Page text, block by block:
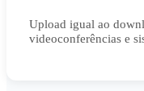
Upload igual ao
videoconferências e